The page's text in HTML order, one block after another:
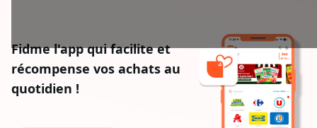
Fidme l'app qui facilite et
récompense vos achats au
quotidien !